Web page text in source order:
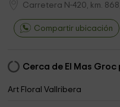
Carretera N-420, km.
Compartir ubicación
Cerca de El Mas
Art Floral Vallribera